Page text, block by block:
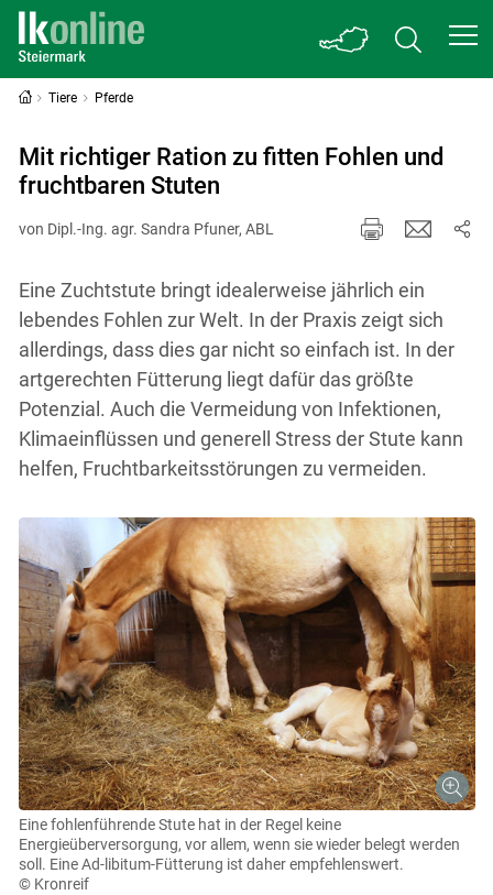
Tiere Pferde
Mit richtiger Ration zu fitten Fohlen und
fruchtbaren Stuten
von Dipl.-Ing. agr. Sandra Pfuner, ABL
Eine Zuchtstute bringt idealerweise jährlich ein
lebendes Fohlen zur Welt. In der Praxis zeigt sich
allerdings, dass dies gar nicht so einfach ist. In der
artgerechten Fütterung liegt dafür das größte
Potenzial. Auch die Vermeidung von Infektionen,
Klimaeinflüssen und generell Stress der Stute kann
helfen, Fruchtbarkeitsstörungen zu vermeiden.
Eine fohlenführende Stute hat in der Regel keine
Energieüberversorgung, vor allem, wenn sie wieder belegt werden
soll. Eine Ad-libitum-Fütterung ist daher empfehlenswert.
© Kronreif